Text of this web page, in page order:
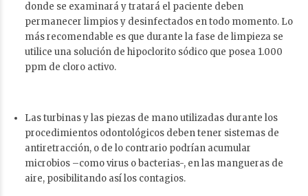
donde se examinará y tratará el paciente deben
permanecer limpios y desinfectados en todo momento. Lo
más recomendable es que durante la fase de limpieza se
utilice una solución de hipoclorito sódico que posea 1.000
ppm de cloro activo.
Las turbinas y las piezas de mano utilizadas durante los
procedimientos odontológicos deben tener sistemas de
antiretracción, o de lo contrario podrían acumular
microbios –como virus o bacterias-, en las mangueras de
aire, posibilitando así los contagios.